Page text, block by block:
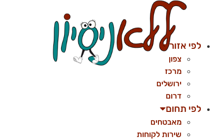
לפי אזור
צפון
מרכז
ירושלים
דרום
לפי תחום
מאבטחים
שירות לקוחות